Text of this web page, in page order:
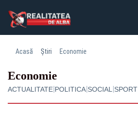
Acasă Știri Economie
Economie
ACTUALITATE|POLITICA|SOCIAL |SPORT